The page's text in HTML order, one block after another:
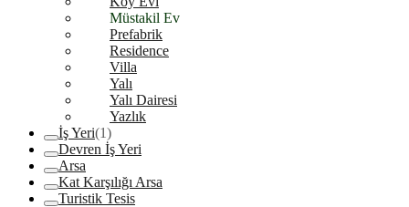
Müstakil Ev
Prefabrik
Residence
Villa
Yalı
Yalı Dairesi
Yazlık
İş Yeri(1)
Devren İş Yeri
Arsa
Kat Karşılığı Arsa
Turistik Tesis